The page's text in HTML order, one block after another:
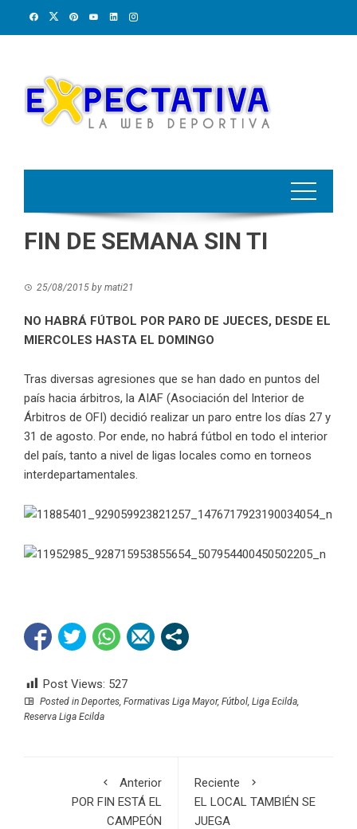
FIN DE SEMANA SIN TI
25/08/2015 by mati21
NO HABRÁ FÚTBOL POR PARO DE JUECES, DESDE EL
MIERCOLES HASTA EL DOMINGO
Tras diversas agresiones que se han dado en puntos del
país hacia árbitros, la AIAF (Asociación del Interior de
Árbitros de OFI) decidió realizar un paro entre los días 27 y
31 de agosto. Por ende, no habrá fútbol en todo el interior
del país, tanto a nivel de ligas locales como en torneos
interdepartamentales.
Post Views: 527
Posted in Deportes Formativas Liga Mayor, Fútbol Liga Ecilda
Reserva Liga Ecilda
Anterior
POR FIN ESTÁ EL
CAMPEÓN
Reciente
EL LOCAL TAMBIÉN SE
JUEGA